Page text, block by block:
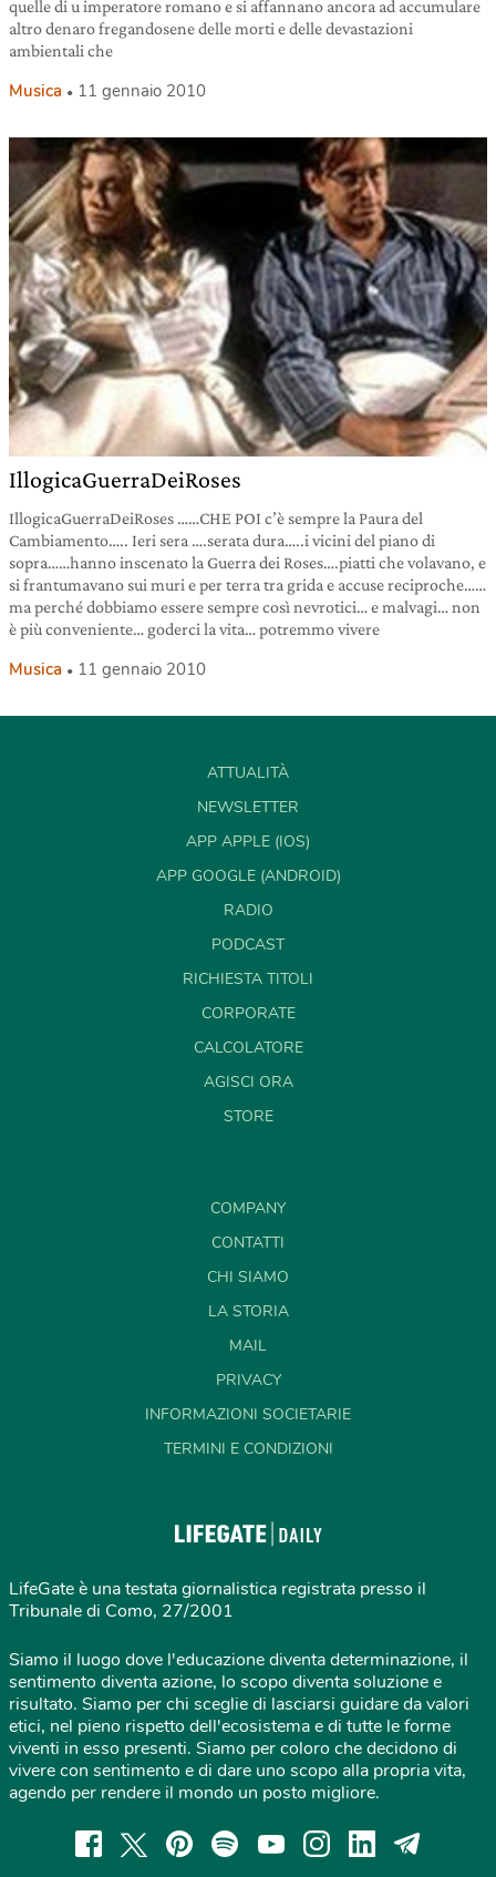
quelle di u imperatore romano e si affannano ancora ad accumulare
altro denaro fregandosene delle morti e delle devastazioni
ambientali che
Musica 11 gennaio 2010
IllogicaGuerraDeiRoses
IllogicaGuerraDeiRoses ……CHE POI c’è sempre la Paura del
Cambiamento….. Ieri sera ….serata dura…..i vicini del piano di
sopra……hanno inscenato la Guerra dei Roses….piatti che volavano, e
si frantumavano sui muri e per terra tra grida e accuse reciproche……
ma perché dobbiamo essere sempre così nevrotici… e malvagi… non
è più conveniente… goderci la vita… potremmo vivere
Musica 11 gennaio 2010
ATTUALITÀ
NEWSLETTER
APP APPLE (IOS)
APP GOOGLE (ANDROID)
RADIO
PODCAST
RICHIESTA TITOLI
CORPORATE
CALCOLATORE
AGISCI ORA
STORE
COMPANY
CONTATTI
CHI SIAMO
LA STORIA
MAIL
PRIVACY
INFORMAZIONI SOCIETARIE
TERMINI E CONDIZIONI
LifeGate è una testata giornalistica registrata presso il
Tribunale di Como, 27/2001
Siamo il luogo dove l'educazione diventa determinazione, il
sentimento diventa azione, lo scopo diventa soluzione e
risultato. Siamo per chi sceglie di lasciarsi guidare da valori
etici, nel pieno rispetto dell'ecosistema e di tutte le forme
viventi in esso presenti. Siamo per coloro che decidono di
vivere con sentimento e di dare uno scopo alla propria vita,
agendo per rendere il mondo un posto migliore.